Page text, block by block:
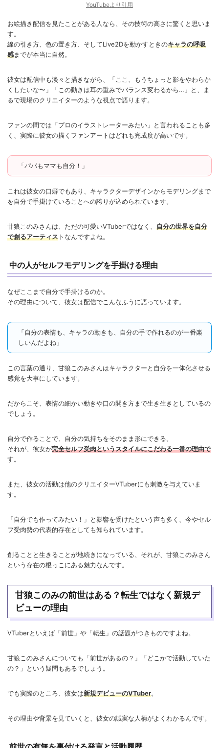
YouTubeより引用
お絵描き配信を見たことがある人なら、その技術の高さに驚くと思いま
す。
線の引き方、色の置き方、そしてLive2Dを動かすときのキャラの呼吸
感までが本当に自然。
彼女は配信中も淡々と描きながら、「ここ、もうちょっと影をやわらか
くしたいな〜」「この動きは耳の重みでバランス変わるから…」と、ま
るで現場のクリエイターのような視点で語ります。
ファンの間では「プロのイラストレーターみたい」と言われることも多
く、実際に彼女の描くファンアートはどれも完成度が高いです。
「パパもママも自分！」
これは彼女の口癖でもあり、キャラクターデザインからモデリングまで
を自分で手掛けていることへの誇りが込められています。
甘狼このみさんは、ただの可愛いVTuberではなく、 自分の世界を自分
で創るアーティス トなんですよね。
中の人がセルフモデリングを手掛ける理由
なぜここまで自分で手掛けるのか。
その理由について、彼女は配信でこんなふうに語っています。
「自分の表情も、キャラの動きも、自分の手で作れるのが一番楽
しいんだよね」
この言葉の通り、甘狼このみさんはキャラクターと自分を一体化させる
感覚を大事にしています。
だからこそ、表情の細かい動きや口の開き方まで生き生きとしているの
でしょう。
自分で作ることで、自分の気持ちをそのまま形にできる。
それが、彼女が完全セルフ受肉というスタイルにこだわる一番の理由で
す。
また、彼女の活動は他のクリエイターVTuberにも刺激を与えていま
す。
「自分でも作ってみたい！」と影響を受けたという声も多く、今やセル
フ受肉勢の代表的存在としても知られています。
創ることと生きることが地続きになっている、それが、甘狼このみさん
という存在の根っこにある魅力なんです。
甘狼このみの前世はある？転生ではなく新規デ
ビューの理由
VTuberといえば「前世」や「転生」の話題がつきものですよね。
甘狼このみさんについても「前世があるの？」「どこかで活動していた
の？」という疑問もあるでしょう。
でも実際のところ、彼女は新規デビューのVTuber。
その理由や背景を見ていくと、彼女の誠実な人柄がよくわかるんです。